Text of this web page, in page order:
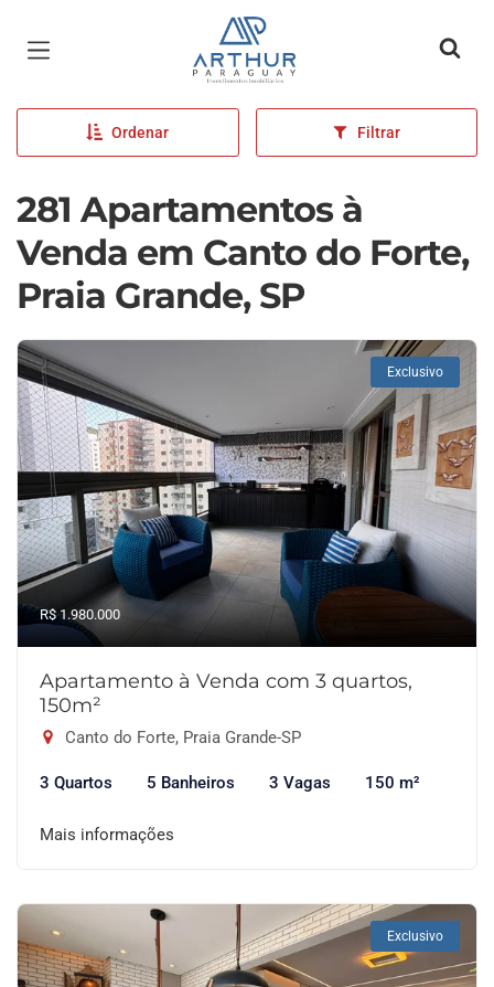
Página inicial
Ordenar Filtrar
281 Apartamentos à
Venda em Canto do Forte,
Praia Grande, SP
Exclusivo
R$ 1.980.000
Apartamento à Venda com 3 quartos,
150m²
Canto do Forte, Praia Grande-SP
3 Quartos 5 Banheiros 3 Vagas 150 m²
Mais informações
Exclusivo